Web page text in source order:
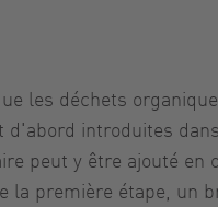
les déchets
d'abord introduites
peut y être ajouté en
la première étape, un